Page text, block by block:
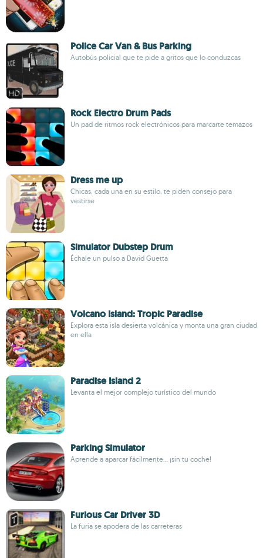
Police Car Van & Bus Parking
Autobús policial que te pide a gritos que lo conduzcas
Rock Electro Drum Pads
Un pad de ritmos rock electrónicos para marcarte temazos
Dress me up
Chicas, cada una en su estilo, te piden consejo para
vestirse
Simulator Dubstep Drum
Échale un pulso a David Guetta
Volcano Island: Tropic Paradise
Explora esta isla desierta volcánica y monta una gran ciudad
en ella
Paradise Island 2
Levanta el mejor complejo turístico del mundo
Parking Simulator
Aprende a aparcar fácilmente... ¡sin tu coche!
Furious Car Driver 3D
La furia se apodera de las carreteras